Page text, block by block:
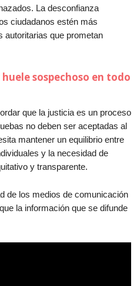
La desconfianza
ciudadanos estén más
autoritarias que prometan
sospechoso en todo
que la justicia es un proceso
no deben ser aceptadas al
mantener un equilibrio entre
y la necesidad de
y transparente.
de los medios de comunicación
la información que se difunde